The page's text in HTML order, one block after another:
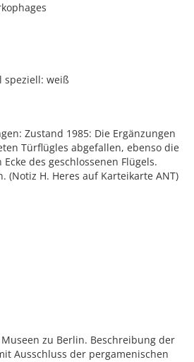
speziell: weiß
Zustand 1985: Die Ergänzungen
Türflügles abgefallen, ebenso die
des geschlossenen Flügels.
(Notiz H. Heres auf Karteikarte ANT)
zu Berlin. Beschreibung der
Ausschluss der pergamenischen